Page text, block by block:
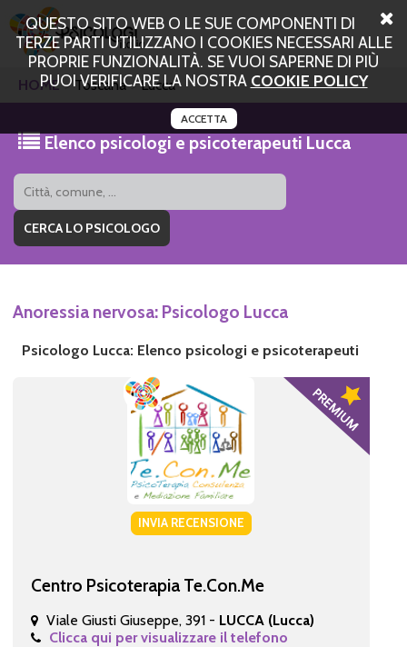
QUESTO SITO WEB O LE SUE COMPONENTI DI
TERZE PARTI UTILIZZANO I COOKIES NECESSARI ALLE
PROPRIE FUNZIONALITÀ. SE VUOI SAPERNE DI PIÙ
PUOI VERIFICARE LA NOSTRA COOKIE POLICY
ACCETTA
HOME Toscana Lucca
Elenco psicologi e psicoterapeuti Lucca
Anoressia nervosa: Psicologo Lucca
Psicologo Lucca: Elenco psicologi e psicoterapeuti
INVIA RECENSIONE
Centro Psicoterapia Te.Con.Me
Viale Giusti Giuseppe, 391 - LUCCA (Lucca)
Clicca qui per visualizzare il telefono